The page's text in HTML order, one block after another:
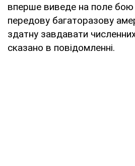
вперше виведе на поле бою
передову багаторазову
здатну завдавати
сказано в повідомленні.